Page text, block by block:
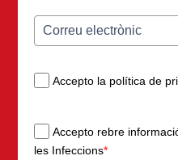
Accepto la política de
Accepto rebre
les Infeccions*